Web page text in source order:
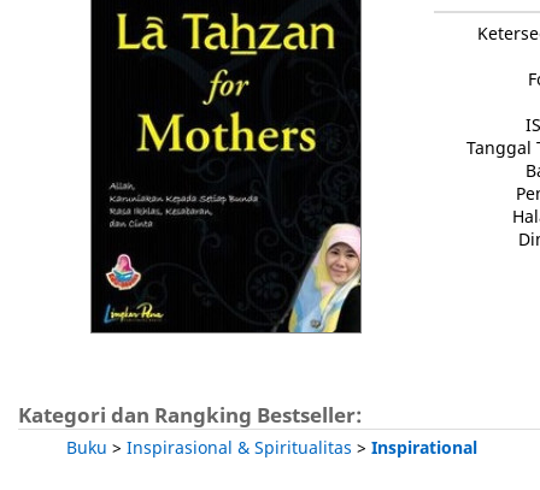
Tanggal
Kategori dan Rangking Bestseller:
Buku > Inspirasional & Spiritualitas > Inspirational